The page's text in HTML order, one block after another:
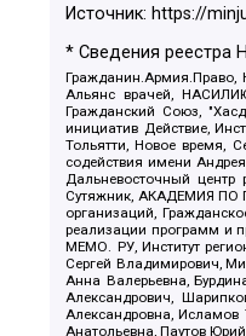
Источник: https://
* Сведения реестра
Гражданин.Армия.Право,
Альянс врачей,
Гражданский Союз,
инициатив Действие,
Тольятти, Новое время,
содействия имени
Дальневосточный центр
Сутяжник, АКАДЕМИЯ ПО
организаций,
реализации программ и
МЕМО. РУ, Институт
Сергей Владимирович,
Анна Валерьевна,
Александрович,
Александровна, Исламов
Анатольевна, Паутов